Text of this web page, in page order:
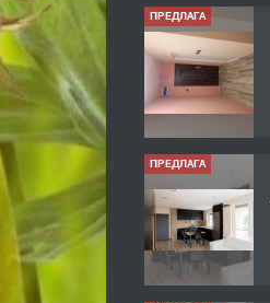
ПРЕДЛАГА
ПРЕДЛАГА